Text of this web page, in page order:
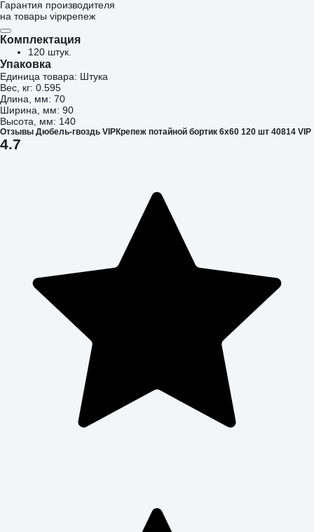
Гарантия производителя
на товары vipкрепеж
Комплектация
120 штук.
Упаковка
Единица товара: Штука
Вес, кг: 0.595
Длина, мм: 70
Ширина, мм: 90
Высота, мм: 140
Отзывы Дюбель-гвоздь VIPКрепеж потайной бортик 6х60 120 шт 40814 VIP
4.7